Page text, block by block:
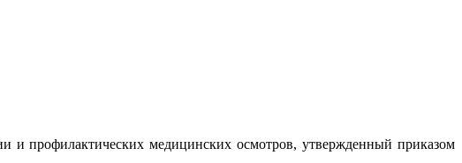
и профилактических медицинских осмотров, утвержденный приказом